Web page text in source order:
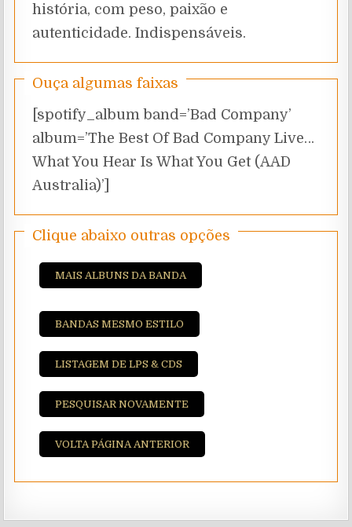
história, com peso, paixão e
autenticidade. Indispensáveis.
Ouça algumas faixas
[spotify_album band=’Bad Company’
album=’The Best Of Bad Company Live…
What You Hear Is What You Get (AAD
Australia)’]
Clique abaixo outras opções
MAIS ALBUNS DA BANDA
BANDAS MESMO ESTILO
LISTAGEM DE LPS & CDS
PESQUISAR NOVAMENTE
VOLTA PÁGINA ANTERIOR